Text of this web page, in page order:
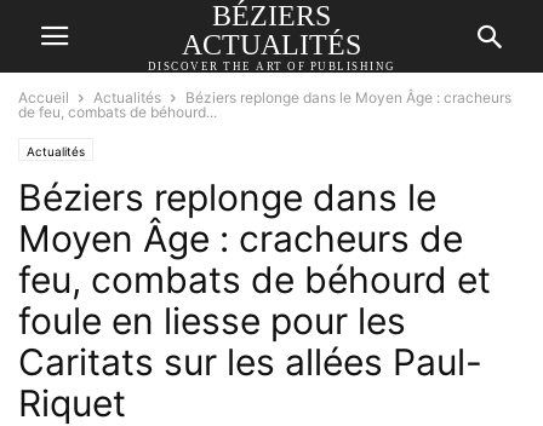
BÉZIERS
ACTUALITÉS
DISCOVER THE ART OF PUBLISHING
Accueil Actualités
Béziers replonge dans le Moyen Âge : cracheurs
de feu, combats de béhourd...
Actualités
Béziers replonge dans le
Moyen Âge : cracheurs de
feu, combats de béhourd et
foule en liesse pour les
Caritats sur les allées Paul-
Riquet